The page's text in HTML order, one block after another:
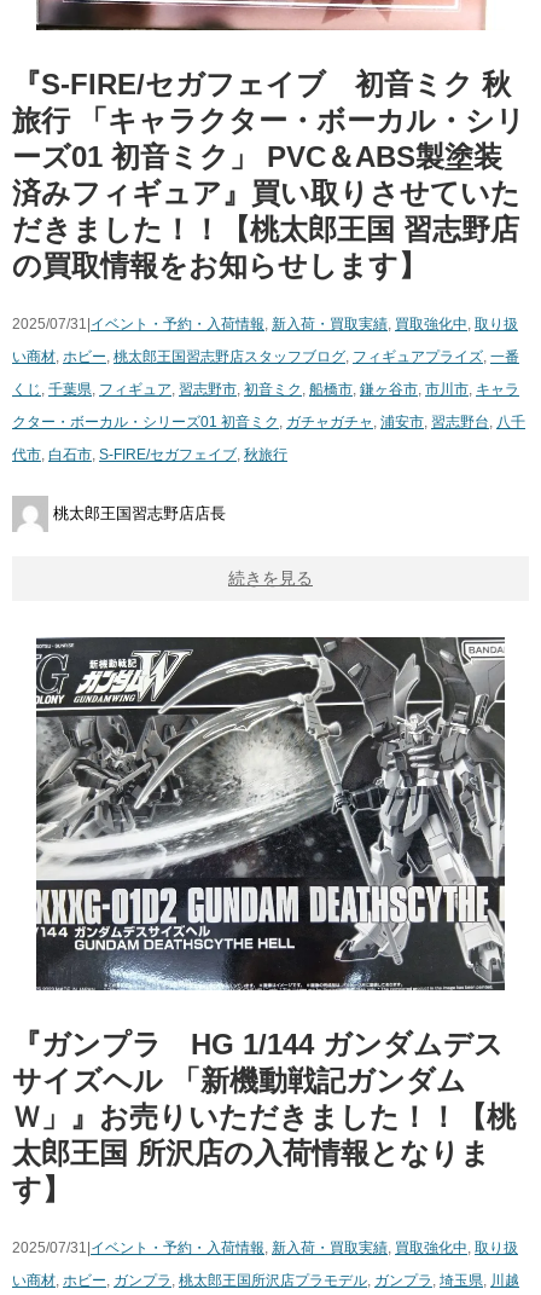
『S-FIRE/セガフェイブ 初音ミク ​秋
旅行 ​「キャラクター・ボーカル・シリ
ーズ01 ​初音ミク」 ​PVC＆ABS製塗装
済みフィギュア』買い取りさせていた
だきました！！【桃太郎王国 習志野店
の買取情報をお知らせします】
2025/07/31|イベント・予約・入荷情報 新入荷・買取実績 買取強化中 取り扱
い商材 ホビー 桃太郎王国習志野店スタッフブログ フィギュアプライズ 一番
くじ 千葉県 フィギュア 習志野市 初音ミク 船橋市 鎌ヶ谷市 市川市 キャラ
クター・ボーカル・シリーズ01 ​初音ミク
ガチャガチャ 浦安市 習志野台
八千
代市 白石市 S-FIRE/セガフェイブ 秋旅行
桃太郎王国習志野店店長
続きを見る
『ガンプラ HG 1/144 ガンダムデス
サイズヘル 「新機動戦記ガンダム
Ｗ」』お売りいただきました！！【桃
太郎王国 所沢店の入荷情報となりま
す】
2025/07/31|イベント・予約・入荷情報 新入荷・買取実績 買取強化中 取り扱
い商材 ホビー ガンプラ 桃太郎王国所沢店プラモデル ガンプラ 埼玉県 川越